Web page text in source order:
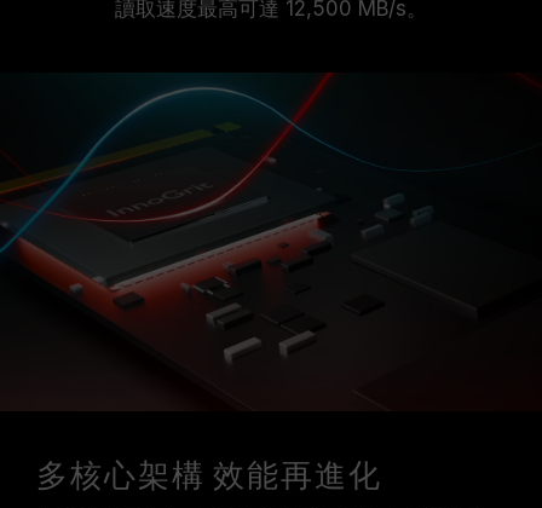
讀取速度最高可達 12,500 MB/s。
多核心架構 效能再進化